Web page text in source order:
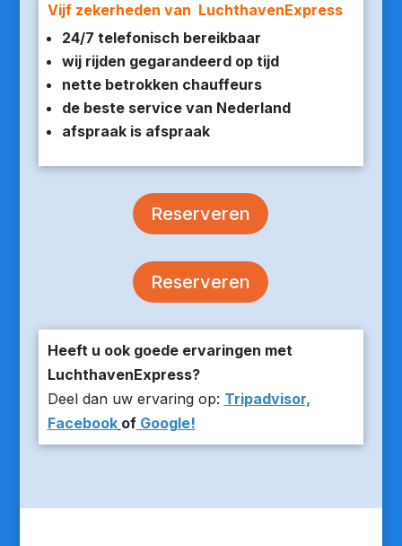
Vijf zekerheden van LuchthavenExpress
24/7 telefonisch bereikbaar
wij rijden gegarandeerd op tijd
nette betrokken chauffeurs
de beste service van Nederland
afspraak is afspraak
Reserveren
Reserveren
Heeft u ook goede ervaringen met
LuchthavenExpress?
Deel dan uw ervaring op: Tripadvisor,
Facebook ofGoogle!